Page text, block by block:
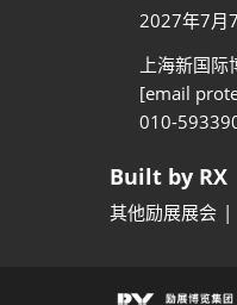
2027年7月
上海新国
[email
010-
Built by RX
其他励展展会